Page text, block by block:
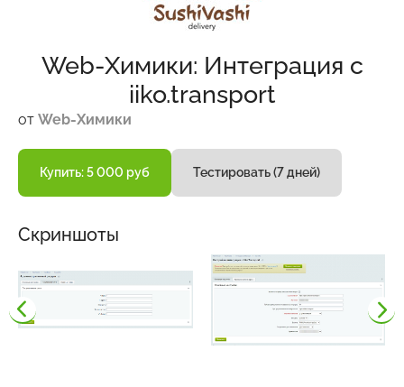
Web-Химики: Интеграция с
iiko.transport
от Web-Химики
Купить: 5 000 руб Тестировать (7 дней)
Скриншоты